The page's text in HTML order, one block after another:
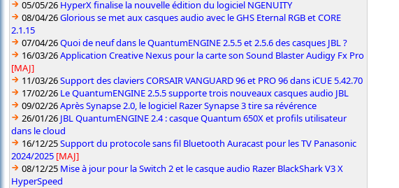
05/05/26 HyperX finalise la nouvelle édition du logiciel NGENUITY
08/04/26Glorious se met aux casques audio avec le GHS Eternal RGB et CORE
2.1.15
07/04/26Quoi de neuf dans le QuantumENGINE 2.5.5 et 2.5.6 des casques JBL ?
16/03/26Application Creative Nexus pour la carte son Sound Blaster Audigy Fx Pro
[MAJ]
11/03/26Support des claviers CORSAIR VANGUARD 96 et PRO 96 dans iCUE 5.42.70
17/02/26 Le QuantumENGINE 2.5.5 supporte trois nouveaux casques audio JBL
09/02/26Après Synapse 2.0, le logiciel Razer Synapse 3 tire sa révérence
26/01/26 JBL QuantumENGINE 2.4 : casque Quantum 650X et profils utilisateur
dans le cloud
16/12/25Support du protocole sans fil Bluetooth Auracast pour les TV Panasonic
2024/2025 [MAJ]
08/12/25 Mise à jour pour la Switch 2 et le casque audio Razer BlackShark V3 X
HyperSpeed